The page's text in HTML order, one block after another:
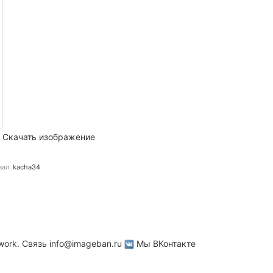
Скачать изображение
kacha34
Связь info@imageban.ru
Мы ВКонтакте